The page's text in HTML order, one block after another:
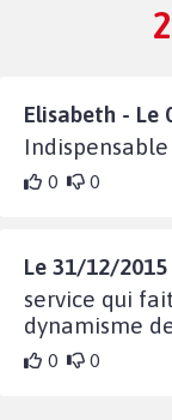
2
Elisabeth - Le
Indispensable
0 0
Le 31/12/2015
service qui
dynamisme
0 0